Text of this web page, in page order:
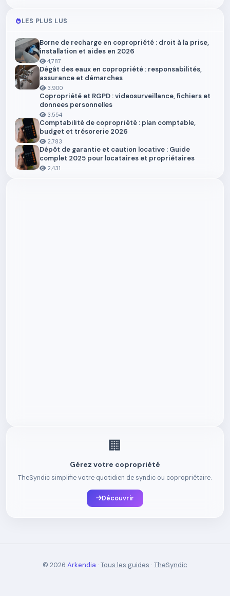
LES PLUS LUS
Borne de recharge en copropriété : droit à la prise,
installation et aides en 2026
4,787
Dégât des eaux en copropriété : responsabilités,
assurance et démarches
3,900
Copropriété et RGPD : videosurveillance, fichiers et
donnees personnelles
3,554
Comptabilité de copropriété : plan comptable,
budget et trésorerie 2026
2,783
Dépôt de garantie et caution locative : Guide
complet 2025 pour locataires et propriétaires
2,431
🏢
Gérez votre copropriété
TheSyndic simplifie votre quotidien de syndic ou copropriétaire.
Découvrir
© 2026 Arkendia · Tous les guides · TheSyndic